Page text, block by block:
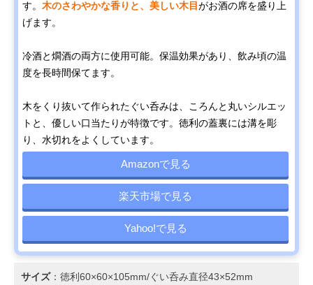
す。 木のさわやかな香りと、美しい木目がお酒の席を盛り上
げます。
冷酒と燗酒の両方に使用可能。保温効果があり、飲み頃の温
度を長時間保てます。
木をくり抜いて作られたぐい呑みは、ころんと丸いシルエッ
トと、優しい口当たりが特徴です。徳利の蓋裏には溝を彫
り、水切れをよくしています。
Amazonで見る
楽天市場で見る
Yahoo!で見る
サイズ：徳利60×60×105mm/ぐい呑み直径43×52mm